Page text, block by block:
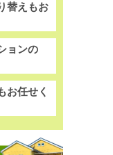
替えもお
ョンの
お任せく